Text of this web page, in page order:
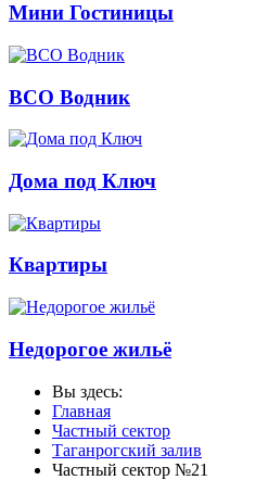
Мини Гостиницы
ВСО Водник
Дома под Ключ
Квартиры
Недорогое жильё
Вы здесь:
Главная
Частный сектор
Таганрогский залив
Частный сектор №21